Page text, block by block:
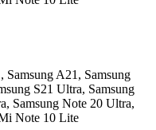
, Samsung A21 , Samsung
S21 Ultra, Samsung
, Samsung Note 20 Ultra,
Note 10 Lite